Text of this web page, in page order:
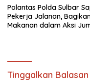
Polantas Polda Sulbar
Pekerja Jalanan,
Makanan dalam Aksi
Tinggalkan Balasan